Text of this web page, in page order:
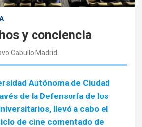
y conciencia
Cabullo Madrid
Autónoma de Ciudad
de la Defensoría de los
llevó a cabo el
de cine comentado de